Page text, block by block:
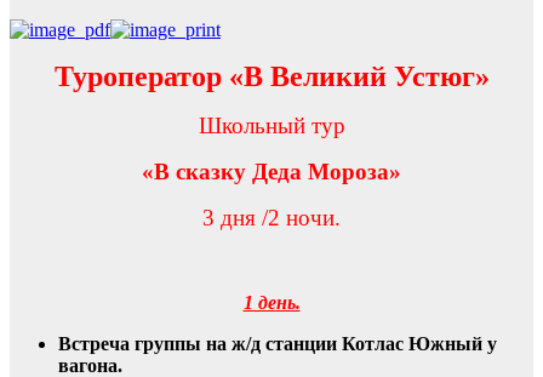
Туроператор «В Великий Устюг»
Школьный тур
«В сказку Деда Мороза»
3 дня /2 ночи.
1 день.
Встреча группы на ж/д станции Котлас Южный у
вагона.